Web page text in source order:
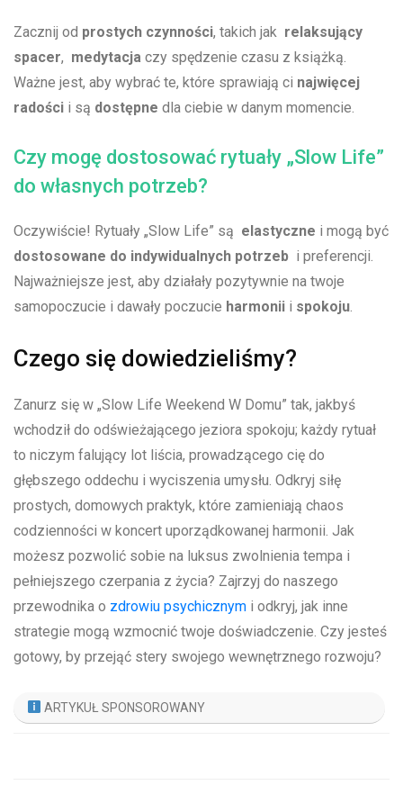
Zacznij od prostych czynności, takich jak ⁣ relaksujący
spacer, ‍ medytacja czy⁤ spędzenie czasu z książką.
Ważne jest, ⁢aby wybrać te, które sprawiają ci najwięcej
radości ⁣i są​ dostępne dla ciebie w danym momencie.
Czy mogę dostosować rytuały „Slow Life”
do własnych potrzeb?
Oczywiście! Rytuały „Slow Life”⁤ są ⁤ elastyczne i mogą ⁣być
dostosowane ⁢do indywidualnych potrzeb ​ i preferencji.
‌Najważniejsze jest, aby działały pozytywnie na twoje
samopoczucie i dawały poczucie harmonii i spokoju.
Czego się dowiedzieliśmy?
Zanurz się ⁢w „Slow Life Weekend W Domu” ‌tak, jakbyś
wchodził do odświeżającego jeziora spokoju; każdy rytuał
to niczym falujący lot ⁣liścia, prowadzącego cię do
głębszego oddechu i wyciszenia umysłu. Odkryj siłę
prostych, domowych praktyk, ⁢które zamieniają chaos
codzienności w‍ koncert uporządkowanej harmonii. Jak
możesz ⁣pozwolić ‍sobie na luksus‍ zwolnienia tempa i
pełniejszego czerpania z życia? Zajrzyj do ​naszego
przewodnika o‌ zdrowiu psychicznym ⁤i odkryj, jak inne‌
strategie mogą wzmocnić twoje ‍doświadczenie. Czy jesteś
gotowy, by przejąć stery ⁢swojego⁣ wewnętrznego rozwoju?
ARTYKUŁ SPONSOROWANY